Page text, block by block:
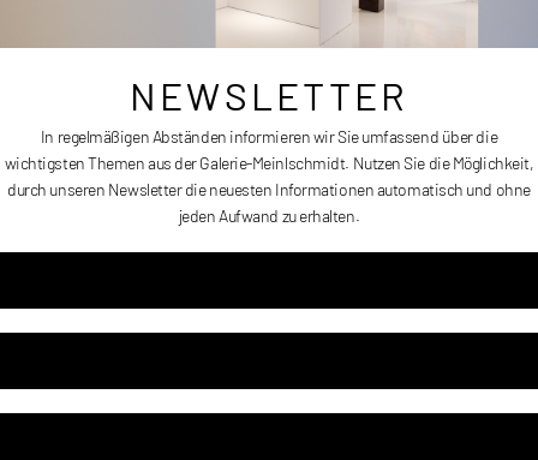
Les petits justes I
NEWSLETTER
In regelmäßigen Abständen informieren wir Sie umfassend über die
wichtigsten Themen aus der Galerie-Meinlschmidt. Nutzen Sie die Möglichkeit,
durch unseren Newsletter die neuesten Informationen automatisch und ohne
jeden Aufwand zu erhalten.